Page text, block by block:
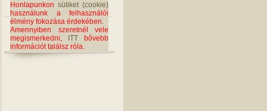
Honlapunkon sütiket (cookie)
használunk a felhasználói
élmény fokozása érdekében.
Amennyiben szeretnél vele
megismerkedni,
ITT bővebb
információt találsz róla.